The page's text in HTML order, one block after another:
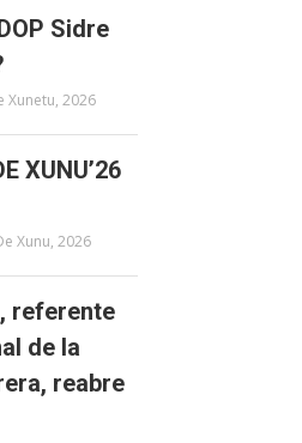
Sidre
Xunetu, 2026
XUNU’26
Xunu, 2026
referente
de la
reabre